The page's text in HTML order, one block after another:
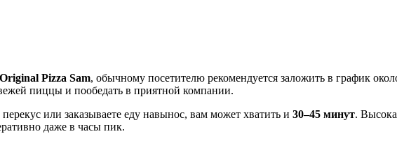
Pizza Sam, обычному посетителю рекомендуется заложить в график
пиццы и пообедать в приятной компании.
или заказываете еду навынос, вам может хватить и 30–45 минут.
даже в часы пик.